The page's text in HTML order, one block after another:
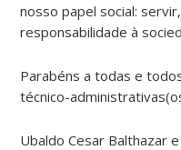
nosso papel social:
responsabilidade à
Parabéns a todas e
técnico-
Ubaldo Cesar Balthazar